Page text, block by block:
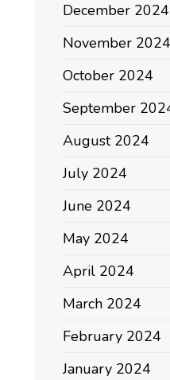
December 2024
November 2024
October 2024
September
August 2024
July 2024
June 2024
May 2024
April 2024
March 2024
February 2024
January 2024